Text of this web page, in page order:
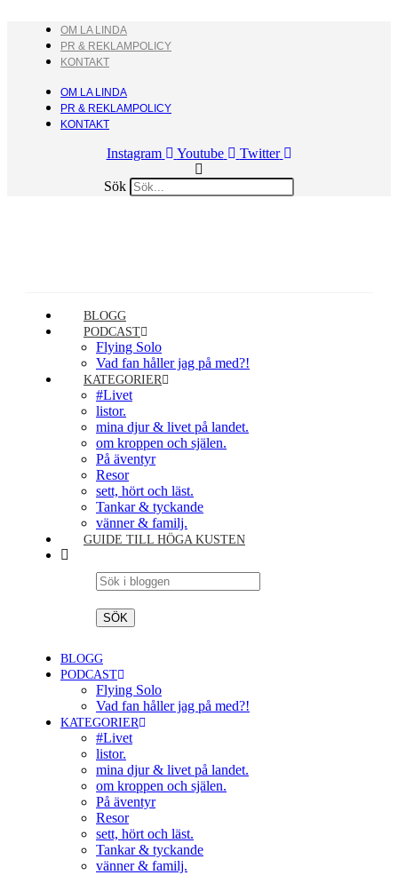
innehåll
OM LA LINDA
PR & REKLAMPOLICY
KONTAKT
OM LA LINDA
PR & REKLAMPOLICY
KONTAKT
Instagram Youtube Twitter
Sök
BLOGG
PODCAST
Flying Solo
Vad fan håller jag på med?!
KATEGORIER
#Livet
listor.
mina djur & livet på landet.
om kroppen och själen.
På äventyr
Resor
sett, hört och läst.
Tankar & tyckande
vänner & familj.
GUIDE TILL HÖGA KUSTEN
BLOGG
PODCAST
Flying Solo
Vad fan håller jag på med?!
KATEGORIER
#Livet
listor.
mina djur & livet på landet.
om kroppen och själen.
På äventyr
Resor
sett, hört och läst.
Tankar & tyckande
vänner & familj.